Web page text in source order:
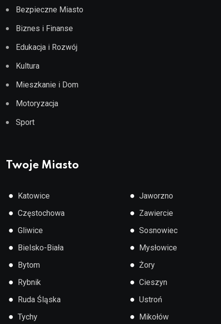
Bezpieczne Miasto
Biznes i Finanse
Edukacja i Rozwój
Kultura
Mieszkanie i Dom
Motoryzacja
Sport
Twoje Miasto
● Katowice
● Częstochowa
● Gliwice
● Bielsko-Biała
● Bytom
● Rybnik
● Ruda Śląska
● Tychy
● Jaworzno
● Zawiercie
● Sosnowiec
● Mysłowice
● Żory
● Cieszyn
● Ustroń
● Mikołów